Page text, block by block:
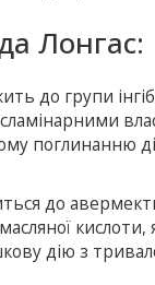
Лонгас:
до групи
поглинанню
до
кислоти,
дію з